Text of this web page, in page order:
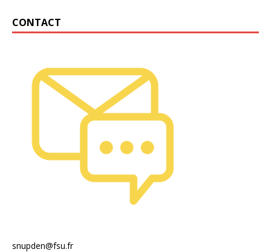
CONTACT
snupden@fsu.fr